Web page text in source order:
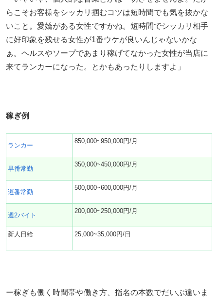
らこそお客様をシッカリ掴むコツは短時間でも気を抜かな
いこと。愛嬌がある女性ですかね。短時間でシッカリ相手
に好印象を残せる女性が1番ウケが良いんじゃないかな
ぁ。ヘルスやソープであまり稼げてなかった女性が当店に
来てランカーになった。とかもあったりしますよ」
稼ぎ例
ランカー
850,000~950,000円/月
早番常勤
350,000~450,000円/月
遅番常勤
500,000~600,000円/月
週2バイト
200,000~250,000円/月
新人日給 25,000~35,000円/日
ー稼ぎも働く時間帯や働き方、指名の本数でだいぶ違いま